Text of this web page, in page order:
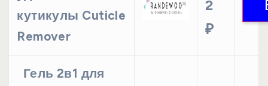
кутикулы Cuticle
Remover
2
₽
Гель 2в1 для